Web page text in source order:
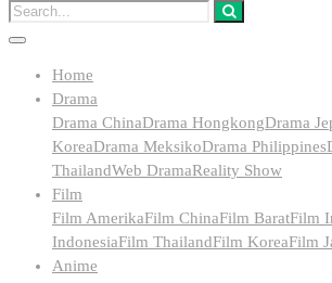
Home
Drama
Drama ChinaDrama HongkongDrama
KoreaDrama MeksikoDrama Philippines
ThailandWeb DramaReality Show
Film
Film AmerikaFilm ChinaFilm BaratFilm
IndonesiaFilm ThailandFilm KoreaFilm
Anime